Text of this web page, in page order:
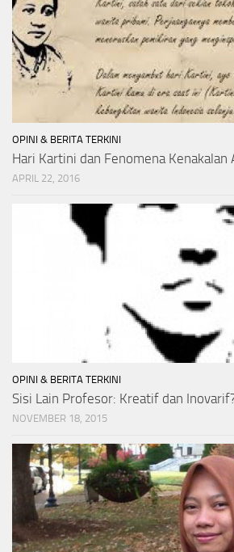
OPINI & BERITA TERKINI
Hari Kartini dan Fenomena Kenakalan
APRIL 22, 2016
OPINI & BERITA TERKINI
Sisi Lain Profesor: Kreatif dan
NOVEMBER 18, 2015